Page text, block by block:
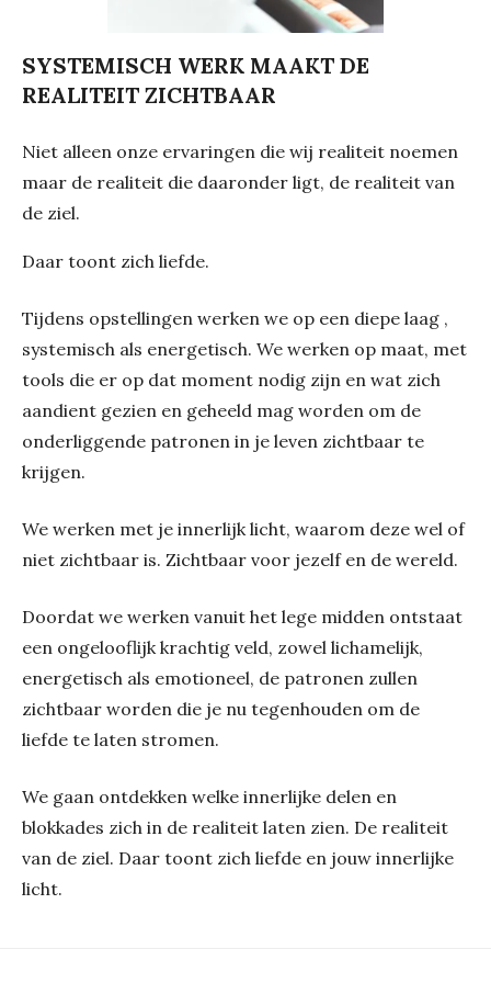
SYSTEMISCH WERK MAAKT DE
REALITEIT ZICHTBAAR
Niet alleen onze ervaringen die wij realiteit noemen
maar de realiteit die daaronder ligt, de realiteit van
de ziel.
Daar toont zich liefde.
Tijdens opstellingen werken we op een diepe laag ,
systemisch als energetisch. We werken op maat, met
tools die er op dat moment nodig zijn en wat zich
aandient gezien en geheeld mag worden om de
onderliggende patronen in je leven zichtbaar te
krijgen.
We werken met je innerlijk licht, waarom deze wel of
niet zichtbaar is. Zichtbaar voor jezelf en de wereld.
Doordat we werken vanuit het lege midden ontstaat
een ongelooflijk krachtig veld, zowel lichamelijk,
energetisch als emotioneel, de patronen zullen
zichtbaar worden die je nu tegenhouden om de
liefde te laten stromen.
We gaan ontdekken welke innerlijke delen en
blokkades zich in de realiteit laten zien. De realiteit
van de ziel. Daar toont zich liefde en jouw innerlijke
licht.